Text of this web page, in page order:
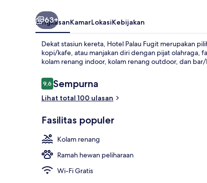
63+
RingkasanKamarLokasiKebijakan
Dekat stasiun kereta, Hotel Palau Fugit merupakan
kopi/kafe, atau manjakan diri dengan pijat olahraga,
kolam renang indoor, kolam renang outdoor, dan
Ulasan
9,69,6 dari 10
Sempurna
Lihat total 100 ulasan
Fasilitas populer
Kolam renang
Ramah hewan peliharaan
Wi-Fi Gratis